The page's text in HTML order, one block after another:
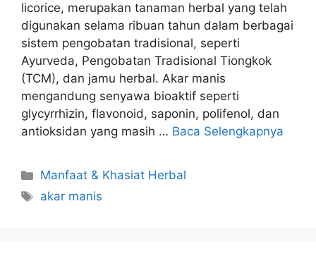
licorice, merupakan tanaman herbal yang telah
digunakan selama ribuan tahun dalam berbagai
sistem pengobatan tradisional, seperti
Ayurveda, Pengobatan Tradisional Tiongkok
(TCM), dan jamu herbal. Akar manis
mengandung senyawa bioaktif seperti
glycyrrhizin, flavonoid, saponin, polifenol, dan
antioksidan yang masih … Baca Selengkapnya
Kategori
Manfaat & Khasiat Herbal
Tag
akar manis